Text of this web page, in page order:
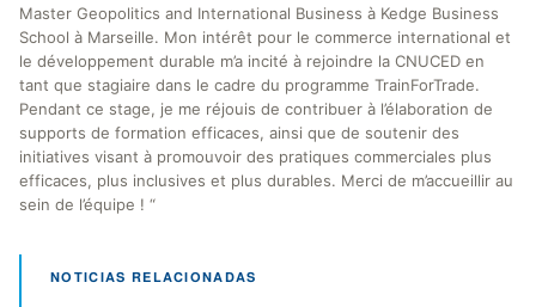
Master Geopolitics and International Business à Kedge Business
School à Marseille. Mon intérêt pour le commerce international et
le développement durable m’a incité à rejoindre la CNUCED en
tant que stagiaire dans le cadre du programme TrainForTrade.
Pendant ce stage, je me réjouis de contribuer à l’élaboration de
supports de formation efficaces, ainsi que de soutenir des
initiatives visant à promouvoir des pratiques commerciales plus
efficaces, plus inclusives et plus durables. Merci de m’accueillir au
sein de l’équipe ! “
NOTICIAS RELACIONADAS